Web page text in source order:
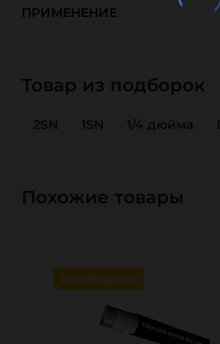
ПРИМЕНЕНИЕ
Товар из подборок
2SN 1SN 1/4 дюйма
Похожие товары
Распродажа